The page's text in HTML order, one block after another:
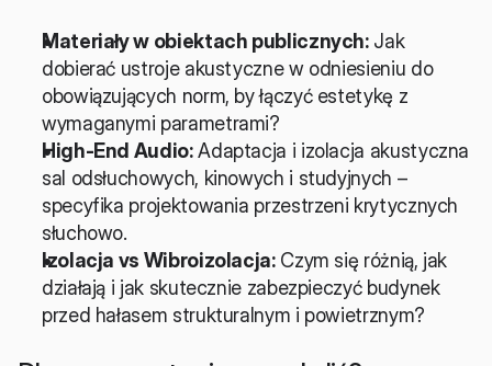
Materiały w obiektach publicznych: Jak
dobierać ustroje akustyczne w odniesieniu do
obowiązujących norm, by łączyć estetykę z
wymaganymi parametrami?
High-End Audio: Adaptacja i izolacja akustyczna
sal odsłuchowych, kinowych i studyjnych –
specyfika projektowania przestrzeni krytycznych
słuchowo.
Izolacja vs Wibroizolacja: Czym się różnią, jak
działają i jak skutecznie zabezpieczyć budynek
przed hałasem strukturalnym i powietrznym?